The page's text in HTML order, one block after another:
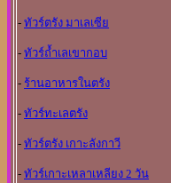
- ทัวร์ตรัง มาเลเซีย
- ทัวร์ถ้ำเลเขากอบ
- ร้านอาหารในตรัง
- ทัวร์ทะเลตรัง
- ทัวร์ตรัง เกาะลังกาวี
- ทัวร์เกาะเหลาเหลียง 2 วัน